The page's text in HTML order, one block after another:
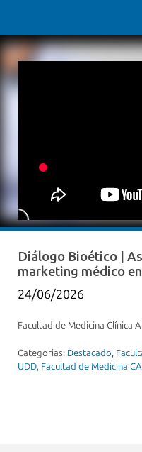
Diálogo Bioético |
marketing médico
24/06/2026
Facultad de Medicina Clínica
Categorias: Destacado,
UDD, Facultad de Medicina